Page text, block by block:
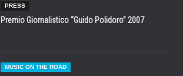
PRESS
Premio Giornalistico “Guido Polidoro” 2007
MUSIC ON THE ROAD